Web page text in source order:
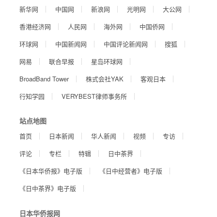
新华网 中国网 新浪网 光明网
大公网
香港经济网
人民网 海外网
中国侨网
环球网
中国新闻网 中国评论新闻网
搜狐
网易
联合早报
星岛环球网
BroadBand Tower
株式会社YAK
客观日本
行知学园
VERYBEST律师事务所
站点地图
首页 日本新闻 华人新闻 视频
专访
评论
专栏 特辑
日中茶界
《日本华侨报》电子版
《日中经营者》电子版
《日中茶界》电子版
日本华侨报网